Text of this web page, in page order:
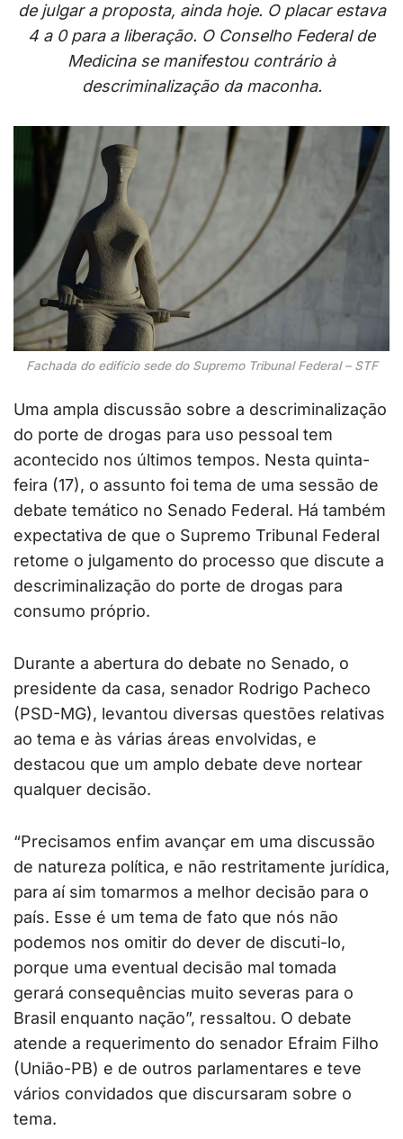
de julgar a proposta, ainda hoje. O placar estava
4 a 0 para a liberação. O Conselho Federal de
Medicina se manifestou contrário à
descriminalização da maconha.
Fachada do edifício sede do Supremo Tribunal Federal – STF
Uma ampla discussão sobre a descriminalização
do porte de drogas para uso pessoal tem
acontecido nos últimos tempos. Nesta quinta-
feira (17), o assunto foi tema de uma sessão de
debate temático no Senado Federal. Há também
expectativa de que o Supremo Tribunal Federal
retome o julgamento do processo que discute a
descriminalização do porte de drogas para
consumo próprio.
Durante a abertura do debate no Senado, o
presidente da casa, senador Rodrigo Pacheco
(PSD-MG), levantou diversas questões relativas
ao tema e às várias áreas envolvidas, e
destacou que um amplo debate deve nortear
qualquer decisão.
“Precisamos enfim avançar em uma discussão
de natureza política, e não restritamente jurídica,
para aí sim tomarmos a melhor decisão para o
país. Esse é um tema de fato que nós não
podemos nos omitir do dever de discuti-lo,
porque uma eventual decisão mal tomada
gerará consequências muito severas para o
Brasil enquanto nação”, ressaltou. O debate
atende a requerimento do senador Efraim Filho
(União-PB) e de outros parlamentares e teve
vários convidados que discursaram sobre o
tema.